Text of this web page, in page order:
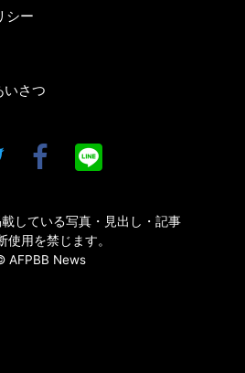
シー
いさつ
している写真・見出し・記事
使用を禁じます。
AFPBB News